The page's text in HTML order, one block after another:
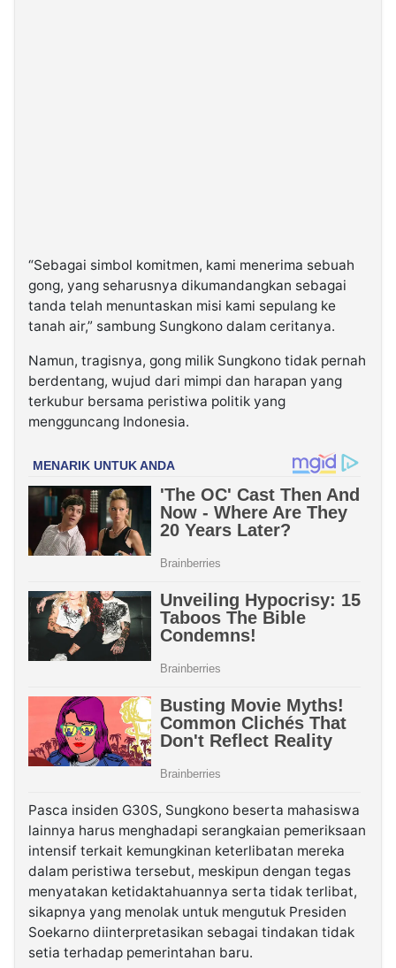
“Sebagai simbol komitmen, kami menerima sebuah
gong, yang seharusnya dikumandangkan sebagai
tanda telah menuntaskan misi kami sepulang ke
tanah air,” sambung Sungkono dalam ceritanya.
Namun, tragisnya, gong milik Sungkono tidak pernah
berdentang, wujud dari mimpi dan harapan yang
terkubur bersama peristiwa politik yang
mengguncang Indonesia.
Pasca insiden G30S, Sungkono beserta mahasiswa
lainnya harus menghadapi serangkaian pemeriksaan
intensif terkait kemungkinan keterlibatan mereka
dalam peristiwa tersebut, meskipun dengan tegas
menyatakan ketidaktahuannya serta tidak terlibat,
sikapnya yang menolak untuk mengutuk Presiden
Soekarno diinterpretasikan sebagai tindakan tidak
setia terhadap pemerintahan baru.